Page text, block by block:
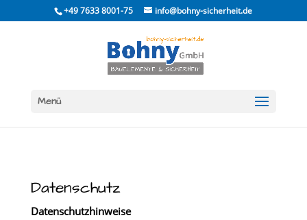
to
+49 7633 8001-75 info@bohny-sicherheit.de
Menü
Datenschutz
Datenschutzhinweise